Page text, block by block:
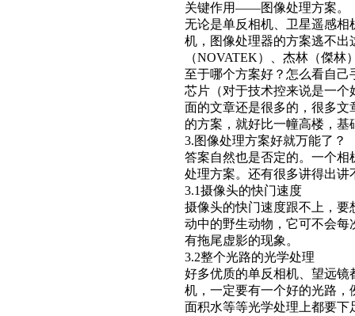
关键作用——图像处理方案。
无论是单反相机、卫星遥感
机，图像处理器的方案逃不出
（NOVATEK）、杰林（傑林
至于哪个方案好？怎么看自
芯片（对于技术控来说是一
面的文章还是很多的，很多
的方案，就好比一幢高楼，基
3.图像处理方案好就万能了？
答案自然也是否定的。一个
处理方案。还有很多讲得出讲
3.1摄像头的快门速度
摄像头的快门速度跟不上，
动中的野生动物，它可不会每
有拖尾虚影的现象。
3.2整个光路的光学处理
好多优质的单反相机、望远
机，一定要有一个好的光路
面积水等等光学处理上都要